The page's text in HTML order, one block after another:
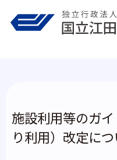
施設利用等のガ
り利用）改定につ